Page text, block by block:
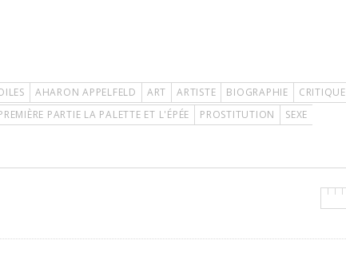
AHARON APPELFELD ART ARTISTE BIOGRAPHIE
CRITIQUE
PARTIE LA PALETTE ET L'ÉPÉE PROSTITUTION
SEXE